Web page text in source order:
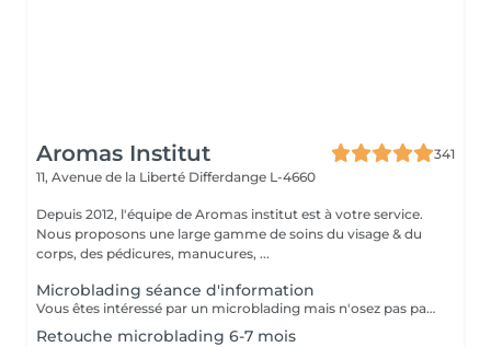
Aromas Institut
341
11, Avenue de la Liberté Differdange L-4660
Depuis 2012, l'équipe de Aromas institut est à votre service.
Nous proposons une large gamme de soins du visage & du
corps, des pédicures, manucures, ...
Microblading séance d'information
Vous êtes intéressé par un microblading mais n'osez pas passer le cap? Prenez un rendez-vous d'information, nous vous expliquerons à quoi cela consiste.
Retouche microblading 6-7 mois